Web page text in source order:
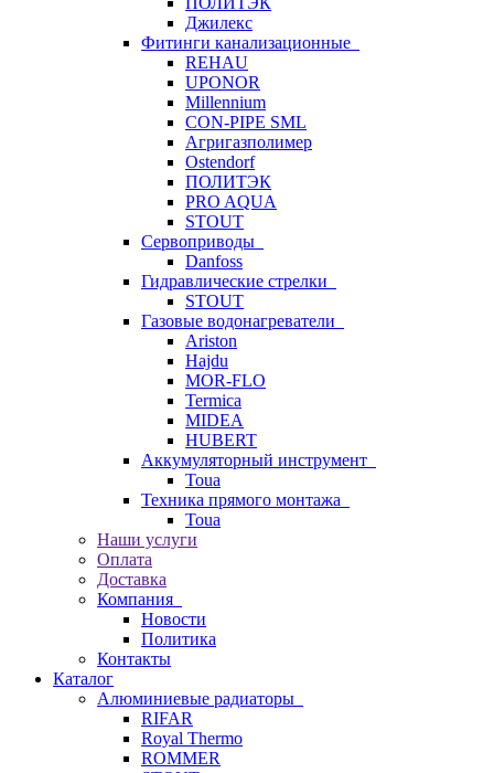
Джилекс
Фитинги канализационные
REHAU
UPONOR
Millennium
CON-PIPE SML
Агригазполимер
Ostendorf
ПОЛИТЭК
PRO AQUA
STOUT
Сервоприводы
Danfoss
Гидравлические стрелки
STOUT
Газовые водонагреватели
Ariston
Hajdu
MOR-FLO
Termica
MIDEA
HUBERT
Аккумуляторный инструмент
Toua
Техника прямого монтажа
Toua
Наши услуги
Оплата
Доставка
Компания
Новости
Политика
Контакты
Каталог
Алюминиевые радиаторы
RIFAR
Royal Thermo
ROMMER